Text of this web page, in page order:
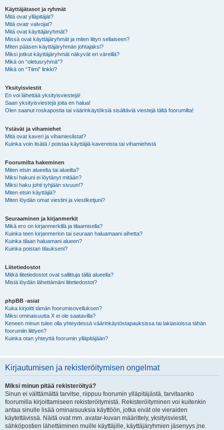
Käyttäjätasot ja ryhmät
Mitä ovat ylläpitäjät?
Mitä ovatr valvojat?
Mitä ovat käyttäjäryhmät?
Missä ovat käyttäjäryhmät ja miten liityn sellaiseen?
Miten pääsen käyttäjäryhmän johtajaksi?
Miksi jotkut käyttäjäryhmät näkyvät eri väreillä?
Mikä on “oletusryhmä”?
Mikä on “Tiimi” linkki?
Yksityisviestit
En voi lähettää yksityisviestejä!
Saan yksityisviestejä joita en halua!
Olen saanut roskapostia tai väärinkäytöksiä sisältäviä viestejä tältä foorumilta!
Ystävät ja vihamiehet
Mitä ovat kaveri ja vihamieslistat?
Kuinka voin lisätä / poistaa käyttäjiä kavereista tai vihamiehistä
Foorumilta hakeminen
Miten etsin alueelta tai alueilta?
Miksi hakuni ei löytänyt mitään?
Miksi haku johti tyhjään sivuun!?
Miten etsin käyttäjiä?
Miten löydän omat viestini ja viestiketjuni?
Seuraaminen ja kirjanmerkit
Mikä ero on kirjanmerkillä ja tilaamisella?
Kuinka teen kirjanmerkin tai seuraan haluamaani aihetta?
Kuinka tilaan haluamani alueen?
Kuinka poistan tilaukseni?
Liitetiedostot
Mitkä liitetiedostot ovat sallittuja tällä alueella?
Mistä löydän lähettämäni liitetiedostot?
phpBB -asiat
Kuka kirjoitti tämän foorumisovelluksen?
Miksi ominaisuutta X ei ole saatavilla?
Keneen minun tulee olla yhteydessä väärinkäytöstapauksissa tai lakiasioissa tähän
foorumiin liittyen?
Kuinka otan yhteyttä foorumin ylläpitäjään?
Kirjautumisen ja rekisteröitymisen ongelmat
Miksi minun pitää rekisteröityä?
Sinun ei välttämättä tarvitse, riippuu foorumin ylläpitäjästä, tarvitaanko
foorumilla kirjoittamiseen rekisteröitymistä. Rekisteröityminen voi kuitenkin
antaa sinulle lisää ominaisuuksia käyttöön, jotka eivät ole vieraiden
käytettävissä. Näitä ovat mm. avatar-kuvan määrittely, yksityisviestit,
sähköpostien lähettäminen muille käyttäjille, käyttäjäryhmien jäsenyys jne.